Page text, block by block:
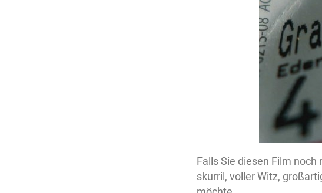
Falls Sie diesen Film
skurril, voller Witz,